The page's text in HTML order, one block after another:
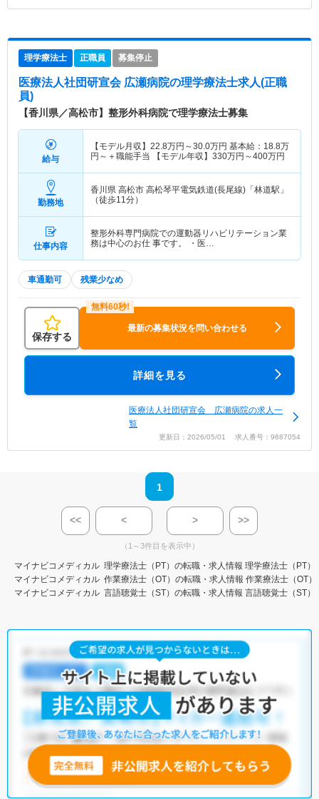
理学療法士 正職員 募集停止
医療法人社団研宣会 広瀬病院の理学療法士求人(正職
員)
【香川県／高松市】整形外科病院で理学療法士募集
給与
【モデル月収】 22.8万円～30.0万円 基本給：18.8万
円～＋職能手当 【モデル年収】 330万円～400万円
勤務地
香川県 高松市 高松琴平電気鉄道(長尾線)「林道駅」
（徒歩11分）
仕事内容
整形外科専門病院での運動器リハビリテーション業
務は中心のお仕 事です。 ・医…
車通勤可 残業少なめ
保存する
最新の募集状況を問い合わせる
詳細を見る
医療法人社団研宣会 広瀬病院の求人一
覧
更新日：2026/05/01 求人番号：9687054
1
<< < > >>
（1～3件目を表示中）
マイナビコメディカル 理学療法士（PT）の転職・求人情報 理学療法士（PT）
マイナビコメディカル 作業療法士（OT）の転職・求人情報 作業療法士（OT
マイナビコメディカル 言語聴覚士（ST）の転職・求人情報 言語聴覚士（ST）